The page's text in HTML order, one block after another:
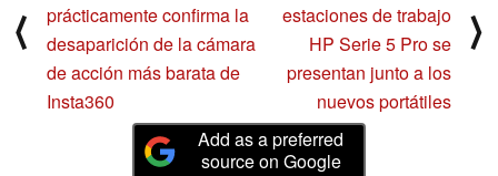
⟨
prácticamente confirma la
desaparición de la cámara
de acción más barata de
Insta360
estaciones de trabajo
HP Serie 5 Pro se
presentan junto a los
nuevos portátiles
⟩
Add as a preferred
source on Google